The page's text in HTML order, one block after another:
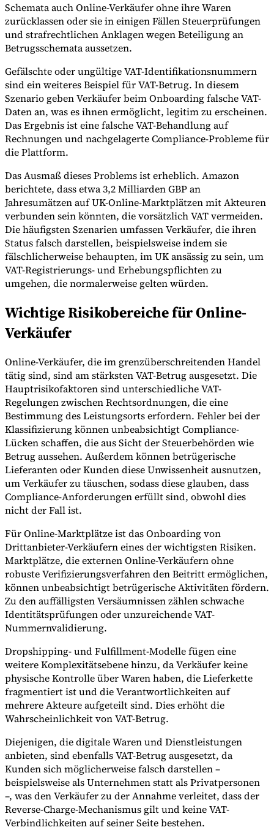
Schemata auch Online-Verkäufer ohne ihre Waren
zurücklassen oder sie in einigen Fällen Steuerprüfungen
und strafrechtlichen Anklagen wegen Beteiligung an
Betrugsschemata aussetzen.
Gefälschte oder ungültige VAT-Identifikationsnummern
sind ein weiteres Beispiel für VAT-Betrug. In diesem
Szenario geben Verkäufer beim Onboarding falsche VAT-
Daten an, was es ihnen ermöglicht, legitim zu erscheinen.
Das Ergebnis ist eine falsche VAT-Behandlung auf
Rechnungen und nachgelagerte Compliance-Probleme für
die Plattform.
Das Ausmaß dieses Problems ist erheblich. Amazon
berichtete, dass etwa 3,2 Milliarden GBP an
Jahresumätzen auf UK-Online-Marktplätzen mit Akteuren
verbunden sein könnten, die vorsätzlich VAT vermeiden.
Die häufigsten Szenarien umfassen Verkäufer, die ihren
Status falsch darstellen, beispielsweise indem sie
fälschlicherweise behaupten, im UK ansässig zu sein, um
VAT-Registrierungs- und Erhebungspflichten zu
umgehen, die normalerweise gelten würden.
Wichtige Risikobereiche für Online-
Verkäufer
Online-Verkäufer, die im grenzüberschreitenden Handel
tätig sind, sind am stärksten VAT-Betrug ausgesetzt. Die
Hauptrisikofaktoren sind unterschiedliche VAT-
Regelungen zwischen Rechtsordnungen, die eine
Bestimmung des Leistungsorts erfordern. Fehler bei der
Klassifizierung können unbeabsichtigt Compliance-
Lücken schaffen, die aus Sicht der Steuerbehörden wie
Betrug aussehen. Außerdem können betrügerische
Lieferanten oder Kunden diese Unwissenheit ausnutzen,
um Verkäufer zu täuschen, sodass diese glauben, dass
Compliance-Anforderungen erfüllt sind, obwohl dies
nicht der Fall ist.
Für Online-Marktplätze ist das Onboarding von
Drittanbieter-Verkäufern eines der wichtigsten Risiken.
Marktplätze, die externen Online-Verkäufern ohne
robuste Verifizierungsverfahren den Beitritt ermöglichen,
können unbeabsichtigt betrügerische Aktivitäten fördern.
Zu den auffälligsten Versäumnissen zählen schwache
Identitätsprüfungen oder unzureichende VAT-
Nummernvalidierung.
Dropshipping- und Fulfillment-Modelle fügen eine
weitere Komplexitätsebene hinzu, da Verkäufer keine
physische Kontrolle über Waren haben, die Lieferkette
fragmentiert ist und die Verantwortlichkeiten auf
mehrere Akteure aufgeteilt sind. Dies erhöht die
Wahrscheinlichkeit von VAT-Betrug.
Diejenigen, die digitale Waren und Dienstleistungen
anbieten, sind ebenfalls VAT-Betrug ausgesetzt, da
Kunden sich möglicherweise falsch darstellen –
beispielsweise als Unternehmen statt als Privatpersonen
–, was den Verkäufer zu der Annahme verleitet, dass der
Reverse-Charge-Mechanismus gilt und keine VAT-
Verbindlichkeiten auf seiner Seite bestehen.